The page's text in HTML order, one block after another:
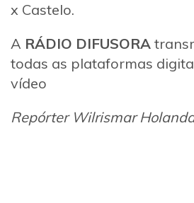
x Castelo.
A RÁDIO DIFUSORA
todas as plataformas
vídeo
Repórter Wilrismar